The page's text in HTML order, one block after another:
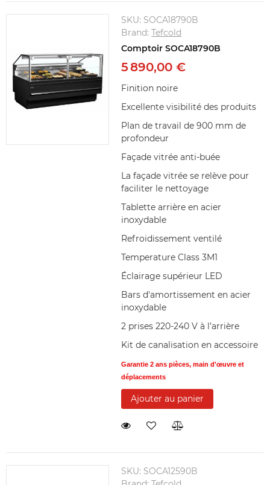
SKU: SOCA18790B
Brand:Tefcold
Comptoir SOCA18790B
5 890,00 €
Finition noire
Excellente visibilité des produits
Plan de travail de 900 mm de
profondeur
Façade vitrée anti-buée
La façade vitrée se relève pour
faciliter le nettoyage
Tablette arrière en acier
inoxydable
Refroidissement ventilé
Temperature Class 3M1
Éclairage supérieur LED
Bars d'amortissement en acier
inoxydable
2 prises 220-240 V à l’arrière
Kit de canalisation en accessoire
Garantie 2 ans pièces, main d'œuvre et
déplacements
Ajouter au panier
SKU: SOCA12590B